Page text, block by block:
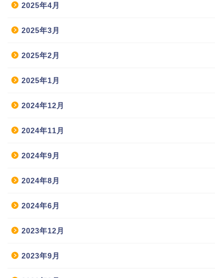
2025年4月
2025年3月
2025年2月
2025年1月
2024年12月
2024年11月
2024年9月
2024年8月
2024年6月
2023年12月
2023年9月